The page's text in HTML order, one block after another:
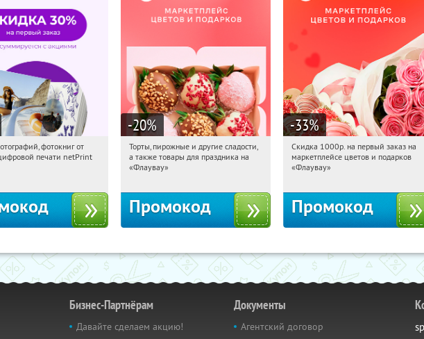
Получили:
фотокниг от
печати netPrint
-20%
01:46:44 Получили:
Россия
Торты, пирожные и другие сладости,
а также товары для праздника на
«Флаувау»
Промокод
-33%
01:46:44 Получили:
Россия
Скидка 1000р. на первый заказ на
маркетплейсе цветов и подарков
«Флаувау»
Промокод
Бизнес-Партнёрам
Давайте сделаем акцию!
Документы
Агентский договор